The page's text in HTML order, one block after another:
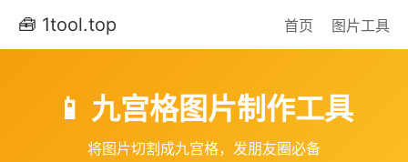
🧰 1tool.top 首页 图片工具
📱 九宫格图片制作工具
将图片切割成九宫格，发朋友圈必备